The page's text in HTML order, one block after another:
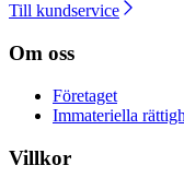
Till kundservice
Om oss
Företaget
Immateriella
Villkor